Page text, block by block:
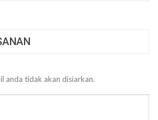
anda tidak akan disiarkan.